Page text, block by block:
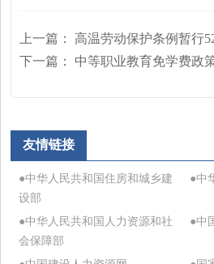
上一篇：
高温劳动保护条例暂行
下一篇：
中等职业教育免学费政
友情链接
●中华人民共和国住房和城乡建
设部
●中
●中华人民共和国人力资源和社
会保障部
●中